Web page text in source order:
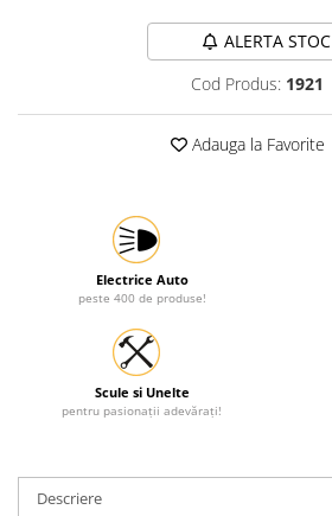
ALERTA STOC
Cod Produs: 1921
Adauga la Favorite
Electrice Auto
peste 400 de produse!
Scule si Unelte
pentru pasionații adevărați!
Descriere